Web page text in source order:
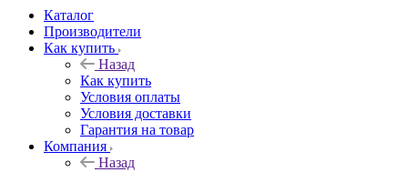
Каталог
Производители
Как купить
Назад
Как купить
Условия оплаты
Условия доставки
Гарантия на товар
Компания
Назад